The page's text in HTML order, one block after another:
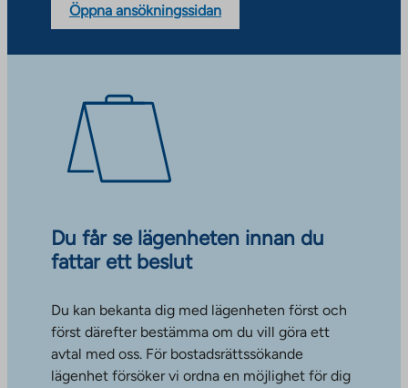
Öppna ansökningssidan
Du får se lägenheten innan du
fattar ett beslut
Du kan bekanta dig med lägenheten först och
först därefter bestämma om du vill göra ett
avtal med oss. För bostadsrättssökande
lägenhet försöker vi ordna en möjlighet för dig